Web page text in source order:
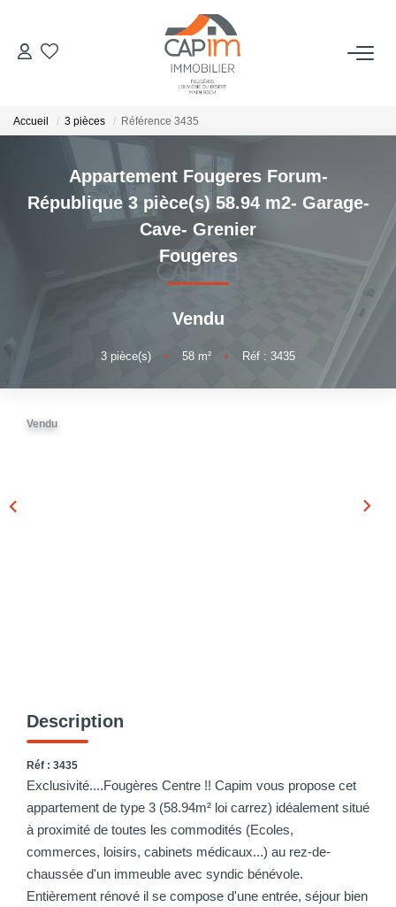
VENTES
NOTRE AGENCE
Qui Sommes Nous
Notre Équipe
Nos Actualités
CONTACT
Accueil 3 pièces Référence 3435
Appartement Fougeres Forum-
République 3 pièce(s) 58.94 m2- Garage-
Cave- Grenier
Fougeres
Vendu
3 pièce(s) • 58 m² • Réf : 3435
Vendu
Description
Réf : 3435
Exclusivité....Fougères Centre !! Capim vous propose cet
appartement de type 3 (58.94m² loi carrez) idéalement situé
à proximité de toutes les commodités (Ecoles,
commerces, loisirs, cabinets médicaux...) au rez-de-
chaussée d'un immeuble avec syndic bénévole.
Entièrement rénové il se compose d'une entrée, séjour bien